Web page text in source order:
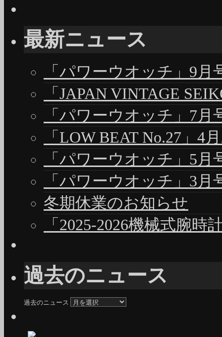
最新ニュース
「パワーウオッチ」9月
「JAPAN VINTAGE
「パワーウオッチ」7月
「LOW BEAT No.27」4
「パワーウオッチ」5月
「パワーウオッチ」3月
冬期休業のお知らせ
「2025-2026機械式腕時
過去のニュース
過去のニュース